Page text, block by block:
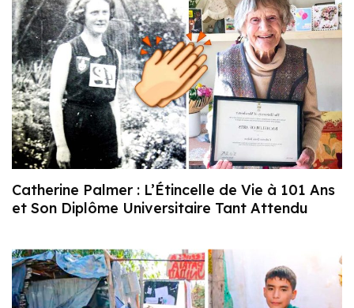
Catherine Palmer : L’Étincelle de Vie à 101 Ans
et Son Diplôme Universitaire Tant Attendu